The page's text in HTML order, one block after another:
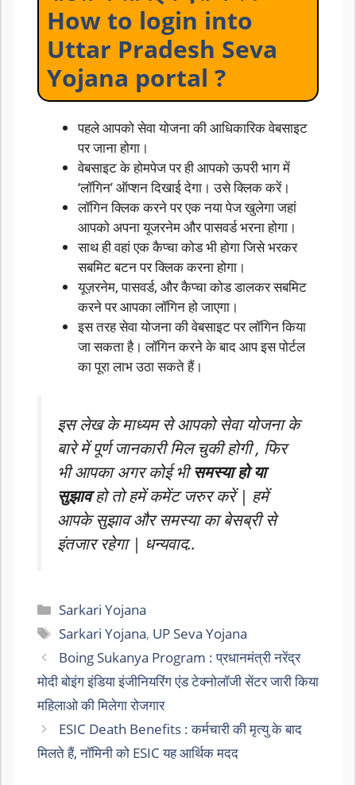
How to login into
Uttar Pradesh Seva
Yojana portal ?
पहले आपको सेवा योजना की आधिकारिक वेबसाइट
पर जाना होगा।
वेबसाइट के होमपेज पर ही आपको ऊपरी भाग में
‘लॉगिन’ ऑप्शन दिखाई देगा। उसे क्लिक करें।
लॉगिन क्लिक करने पर एक नया पेज खुलेगा जहां
आपको अपना यूजरनेम और पासवर्ड भरना होगा।
साथ ही वहां एक कैप्चा कोड भी होगा जिसे भरकर
सबमिट बटन पर क्लिक करना होगा।
यूज़रनेम, पासवर्ड, और कैप्चा कोड डालकर सबमिट
करने पर आपका लॉगिन हो जाएगा।
इस तरह सेवा योजना की वेबसाइट पर लॉगिन किया
जा सकता है। लॉगिन करने के बाद आप इस पोर्टल
का पूरा लाभ उठा सकते हैं।
इस लेख के माध्यम से आपको सेवा योजना के
बारे में पूर्ण जानकारी मिल चुकी होगी , फिर
भी आपका अगर कोई भीसमस्या हो या
सुझावहो तो हमें कमेंट जरुर करें | हमें
आपके सुझाव और समस्या का बेसब्री से
इंतजार रहेगा | धन्यवाद..
Categories
Sarkari Yojana
Tags
Sarkari Yojana, UP Seva Yojana
Boing Sukanya Program : प्रधानमंत्री नरेंद्र
मोदी बोइंग इंडिया इंजीनियरिंग एंड टेक्नोलॉजी सेंटर जारी किया
महिलाओ की मिलेगा रोजगार
ESIC Death Benefits : कर्मचारी की मृत्यु के बाद
मिलते हैं, नॉमिनी को ESIC यह आर्थिक मदद